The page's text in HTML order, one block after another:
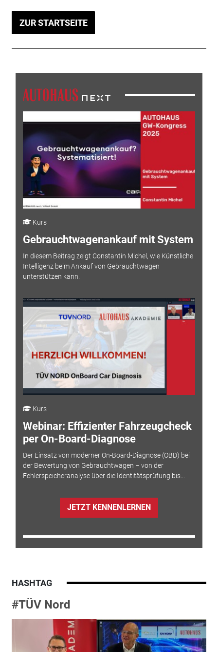
ZUR STARTSEITE
Kurs
Gebrauchtwagenankauf mit System
In diesem Beitrag zeigt Constantin Michel, wie Künstliche
Intelligenz beim Ankauf von Gebrauchtwagen
unterstützen kann.
Kurs
Webinar: Effizienter Fahrzeugcheck
per On-Board-Diagnose
Der Einsatz von moderner On-Board-Diagnose (OBD) bei
der Bewertung von Gebrauchtwagen – von der
Fehlerspeicheranalyse über die Identitätsprüfung bis...
JETZT KENNENLERNEN
HASHTAG
#TÜV Nord